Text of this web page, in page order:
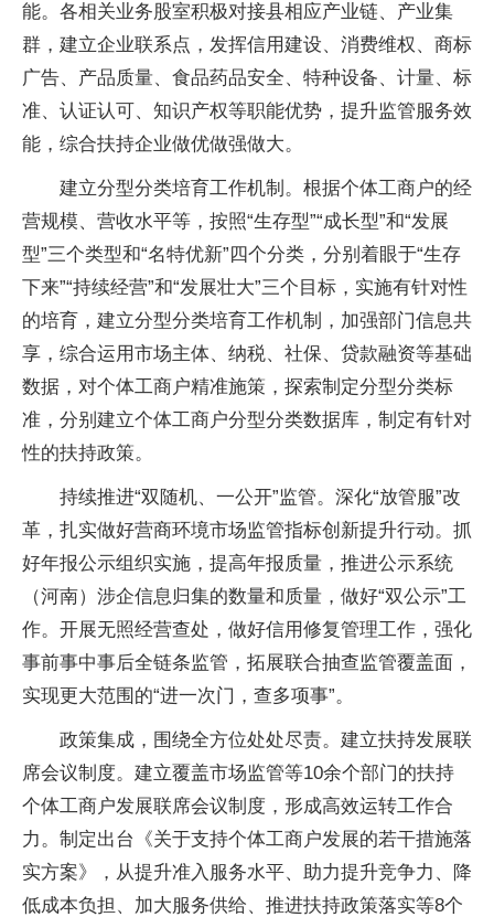
能。各相关业务股室积极对接县相应产业链、产业集
群，建立企业联系点，发挥信用建设、消费维权、商标
广告、产品质量、食品药品安全、特种设备、计量、标
准、认证认可、知识产权等职能优势，提升监管服务效
能，综合扶持企业做优做强做大。
建立分型分类培育工作机制。根据个体工商户的经
营规模、营收水平等，按照“生存型”“成长型”和“发展
型”三个类型和“名特优新”四个分类，分别着眼于“生存
下来”“持续经营”和“发展壮大”三个目标，实施有针对性
的培育，建立分型分类培育工作机制，加强部门信息共
享，综合运用市场主体、纳税、社保、贷款融资等基础
数据，对个体工商户精准施策，探索制定分型分类标
准，分别建立个体工商户分型分类数据库，制定有针对
性的扶持政策。
持续推进“双随机、一公开”监管。深化“放管服”改
革，扎实做好营商环境市场监管指标创新提升行动。抓
好年报公示组织实施，提高年报质量，推进公示系统
（河南）涉企信息归集的数量和质量，做好“双公示”工
作。开展无照经营查处，做好信用修复管理工作，强化
事前事中事后全链条监管，拓展联合抽查监管覆盖面，
实现更大范围的“进一次门，查多项事”。
政策集成，围绕全方位处处尽责。建立扶持发展联
席会议制度。建立覆盖市场监管等10余个部门的扶持
个体工商户发展联席会议制度，形成高效运转工作合
力。制定出台《关于支持个体工商户发展的若干措施落
实方案》，从提升准入服务水平、助力提升竞争力、降
低成本负担、加大服务供给、推进扶持政策落实等8个